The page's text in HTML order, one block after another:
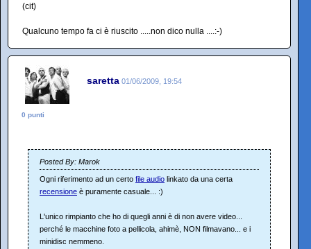
(cit)
Qualcuno tempo fa ci è riuscito .....non dico nulla ....:-)
saretta 01/06/2009, 19:54
0 punti
Posted By: Marok
Ogni riferimento ad un certo file audio linkato da una certa
recensione è puramente casuale... :)
L'unico rimpianto che ho di quegli anni è di non avere video...
perché le macchine foto a pellicola, ahimè, NON filmavano... e i
minidisc nemmeno.